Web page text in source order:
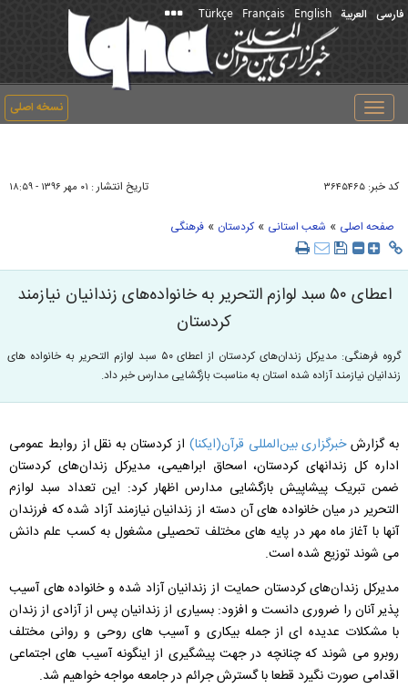
فارسی العربیة English
Français
Türkçe
نسخه اصلی
Toggle
navigation
کد خبر: ۳۶۴۵۴۶۵ تاریخ انتشار : ۰۱ مهر ۱۳۹۶ - ۱۸:۵۹
صفحه اصلی » شعب استانی »کردستان » فرهنگی
اعطای ۵۰ سبد لوازم التحریر به خانواده‌های زندانیان نیازمند
کردستان
گروه فرهنگی: مدیرکل زندان‌های کردستان از اعطای ۵۰ سبد لوازم التحریر به خانواده های
زندانیان نیازمند آزاده شده استان به مناسبت بازگشایی مدارس خبر داد.
به گزارشخبرگزاری بین‌المللی قرآن(ایکنا) از کردستان به نقل از روابط عمومی
اداره کل زندانهای کردستان، اسحاق ابراهیمی، مدیرکل زندان‌های کردستان
ضمن تبریک پیشاپیش بازگشایی مدارس اظهار کرد: این تعداد سبد لوازم
التحریر در میان خانواده های آن دسته از زندانیان نیازمند آزاد شده که فرزندان
آنها با آغاز ماه مهر در پایه های مختلف تحصیلی مشغول به کسب علم دانش
می شوند توزیع شده است.
مدیرکل زندان‌های کردستان حمایت از زندانیان آزاد شده و خانواده های آسیب
پذیر آنان را ضروری دانست و افزود: بسیاری از زندانیان پس از آزادی از زندان
با مشکلات عدیده ای از جمله بیکاری و آسیب های روحی و روانی مختلف
روبرو می شوند که چنانچه در جهت پیشگیری از اینگونه آسیب های اجتماعی
اقدامی صورت نگیرد قطعا با گسترش جرائم در جامعه مواجه خواهیم شد.